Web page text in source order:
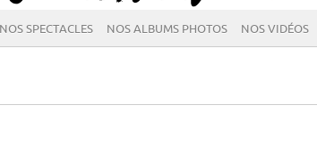
NOS SPECTACLES NOS ALBUMS PHOTOS NOS VIDÉOS